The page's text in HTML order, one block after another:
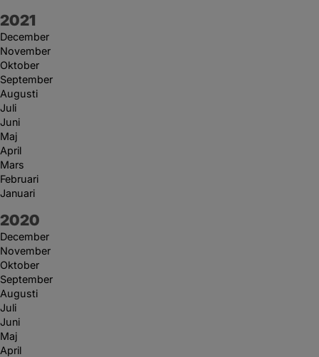
År:
2021
December
November
Oktober
September
Augusti
Juli
Juni
Maj
April
Mars
Februari
Januari
År:
2020
December
November
Oktober
September
Augusti
Juli
Juni
Maj
April